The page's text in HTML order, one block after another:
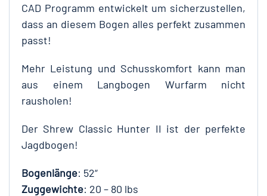
CAD Programm entwickelt um sicherzustellen,
dass an diesem Bogen alles perfekt zusammen
passt!
Mehr Leistung und Schusskomfort kann man
aus einem Langbogen Wurfarm nicht
rausholen!
Der Shrew Classic Hunter II ist der perfekte
Jagdbogen!
Bogenlänge: 52“
Zuggewichte: 20 – 80 lbs